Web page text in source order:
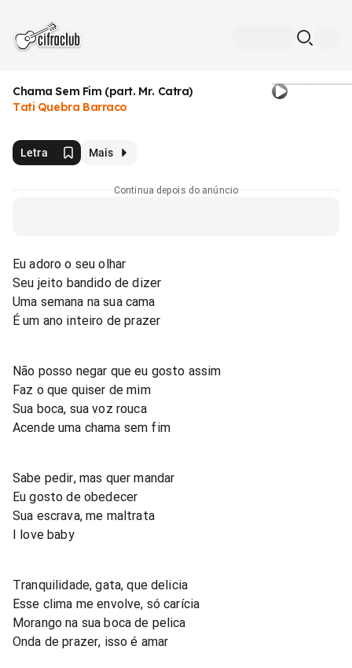
Chama Sem Fim (part. Mr. Catra)
Tati Quebra Barraco
Letra Mais
Continua depois do anúncio
Eu adoro o seu olhar
Seu jeito bandido de dizer
Uma semana na sua cama
É um ano inteiro de prazer
Não posso negar que eu gosto assim
Faz o que quiser de mim
Sua boca, sua voz rouca
Acende uma chama sem fim
Sabe pedir, mas quer mandar
Eu gosto de obedecer
Sua escrava, me maltrata
I love baby
Tranquilidade, gata, que delicia
Esse clima me envolve, só carícia
Morango na sua boca de pelica
Onda de prazer, isso é amar